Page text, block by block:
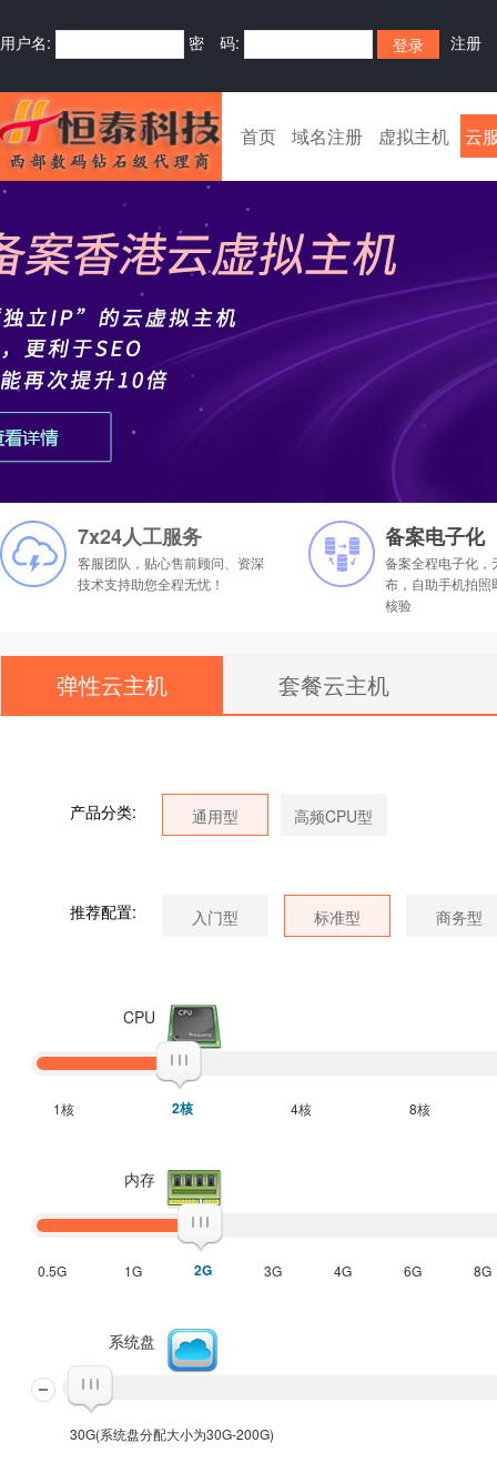
用户名: 密 码: 注册
首页 域名注册 虚拟主机 云
7x24人工服务
客服团队，贴心售前顾问、资深
技术支持助您全程无忧！
备案电子化
备案全程电子化，
布，自助手机拍照
核验
弹性云主机 套餐云主机
产品分类:
推荐配置:
CPU
1核 2核 4核 8核
内存
0.5G 1G 2G 3G 4G 6G 8G
系统盘
30G(系统盘分配大小为30G-200G)